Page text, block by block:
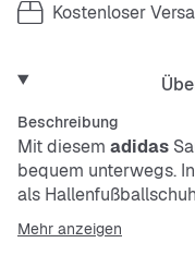
Kostenloser
Beschreibung
Mit diesem adidas
bequem unterwegs.
als
Streetstyle-Ikone.
Obermaterial aus
Mehr anzeigen